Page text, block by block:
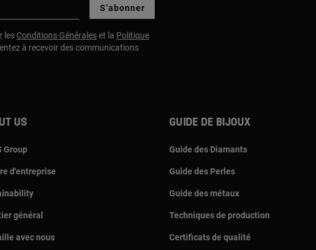
S’abonner
les Conditions Généraleset la Politique
à recevoir des communications
us
Group
d'entreprise
général
avec nous
Guide de bijoux
Guide des Diamants
Guide des Perles
Guide des métaux
Techniques de production
Certificats de qualité